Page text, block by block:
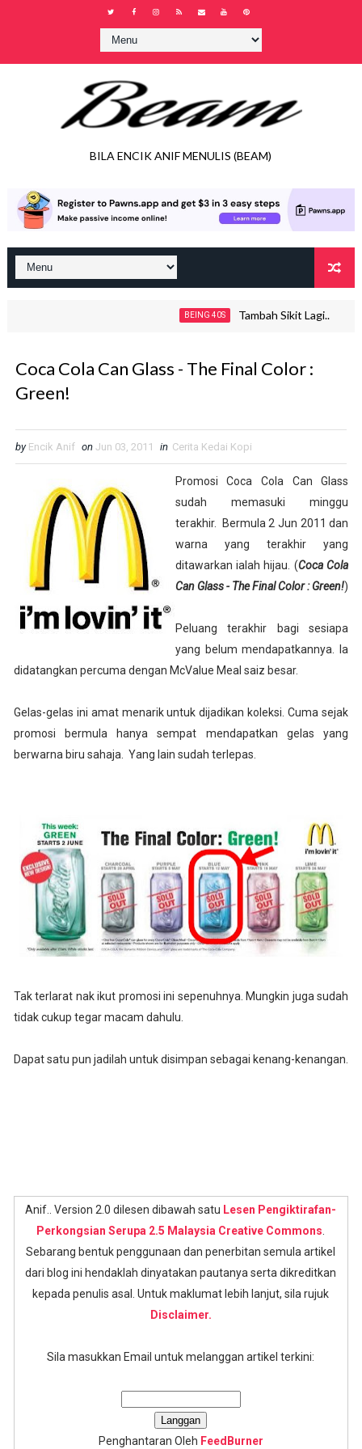
BILA ENCIK ANIF MENULIS (BEAM)
BEING 40S Tambah Sikit Lagi..
Coca Cola Can Glass - The Final Color :
Green!
by Encik Anif on Jun 03, 2011 in Cerita Kedai Kopi
Promosi Coca Cola Can Glass
sudah memasuki minggu
terakhir. Bermula 2 Jun 2011 dan
warna yang terakhir yang
ditawarkan ialah hijau. (Coca Cola
Can Glass - The Final Color : Green!)
Peluang terakhir bagi sesiapa
yang belum mendapatkannya. Ia
didatangkan percuma dengan McValue Meal saiz besar.
Gelas-gelas ini amat menarik untuk dijadikan koleksi. Cuma sejak
promosi bermula hanya sempat mendapatkan gelas yang
berwarna biru sahaja. Yang lain sudah terlepas.
Tak terlarat nak ikut promosi ini sepenuhnya. Mungkin juga sudah
tidak cukup tegar macam dahulu.
Dapat satu pun jadilah untuk disimpan sebagai kenang-kenangan.
Anif.. Version 2.0 dilesen dibawah satu Lesen Pengiktirafan-
Perkongsian Serupa 2.5 Malaysia Creative Commons
Sebarang bentuk penggunaan dan penerbitan semula artikel
dari blog ini hendaklah dinyatakan pautanya serta dikreditkan
kepada penulis asal. Untuk maklumat lebih lanjut, sila rujuk
Disclaimer.
Sila masukkan Email untuk melanggan artikel terkini:
Penghantaran Oleh FeedBurner